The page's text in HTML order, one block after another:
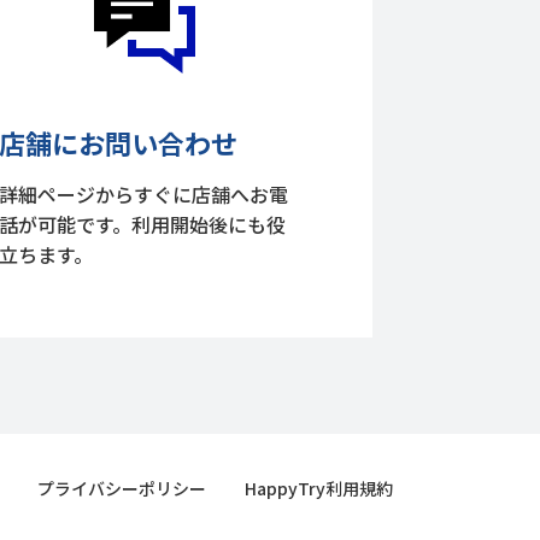
舗にお問い合わせ
細ページからすぐに店舗へお電
が可能です。利用開始後にも役
ちます。
プライバシーポリシー HappyTry利用規約